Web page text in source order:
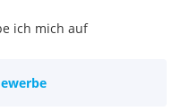
ich mich auf